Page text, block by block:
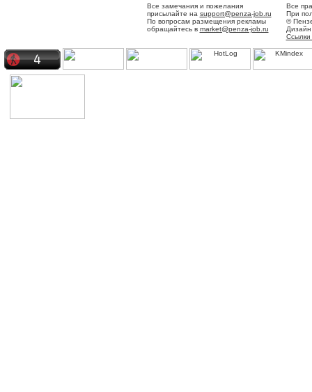
Все замечания и пожелания
присылайте на support@penza-job.ru
По вопросам размещения рекламы
обращайтесь в market@penza-job.ru
Все
При
©